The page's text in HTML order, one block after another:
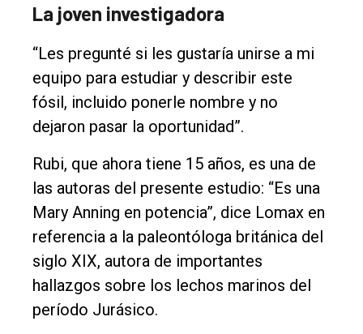
La joven investigadora
“Les pregunté si les gustaría unirse a mi
equipo para estudiar y describir este
fósil, incluido ponerle nombre y no
dejaron pasar la oportunidad”.
Rubi, que ahora tiene 15 años, es una de
las autoras del presente estudio: “Es una
Mary Anning en potencia”, dice Lomax en
referencia a la paleontóloga británica del
siglo XIX, autora de importantes
hallazgos sobre los lechos marinos del
período Jurásico.